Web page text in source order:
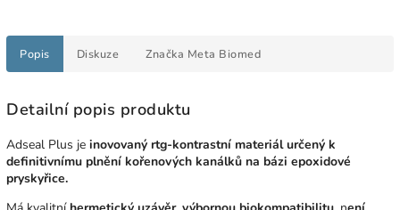
Popis Diskuze Značka Meta Biomed
Detailní popis produktu
Adseal Plus je inovovaný rtg-kontrastní materiál určený k
definitivnímu plnění kořenových kanálků na bázi epoxidové
pryskyřice.